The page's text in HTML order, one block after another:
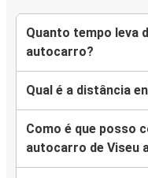
Quanto tempo leva
autocarro?
Qual é a distância
Como é que posso
autocarro de Viseu